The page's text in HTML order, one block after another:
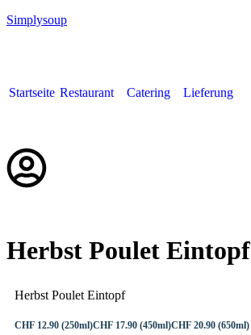
Simplysoup
Startseite Restaurant Catering Lieferung
Herbst Poulet Eintopf
Herbst Poulet Eintopf
CHF 12.90 (250ml)CHF 17.90 (450ml)CHF 20.90 (650ml)